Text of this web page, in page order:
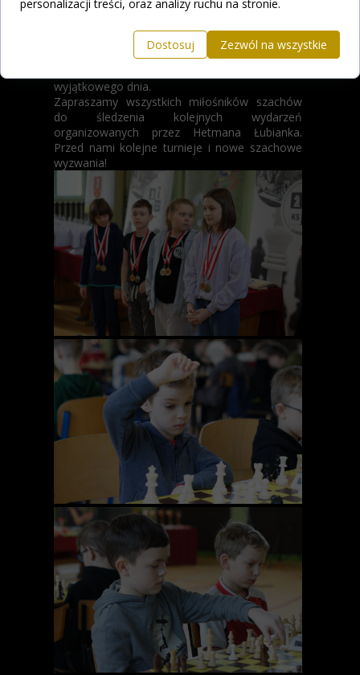
M. Grzeszkiewiczza profesjonalną
dokumentację fotograficzną wydarzenia, która
wyjątkowego dnia.
Zapraszamy wszystkich miłośników szachów
do śledzenia kolejnych wydarzeń
organizowanych przez Hetmana Łubianka.
Przed nami kolejne turnieje i nowe szachowe
wyzwania!
personalizacji treści, oraz analizy ruchu na stronie.
Dostosuj Zezwól na wszystkie